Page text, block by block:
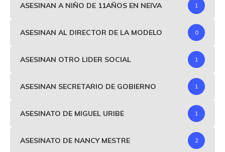
ASESINAN A NIÑO DE 11AÑOS EN NEIVA 1
ASESINAN AL DIRECTOR DE LA MODELO 0
ASESINAN OTRO LIDER SOCIAL 1
ASESINAN SECRETARIO DE GOBIERNO 1
ASESINATO DE MIGUEL URIBE 1
ASESINATO DE NANCY MESTRE 2